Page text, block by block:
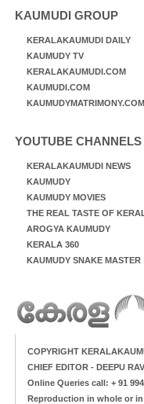
KAUMUDI GROUP
KERALAKAUMUDI DAILY
KAUMUDY TV
KERALAKAUMUDI.COM
KAUMUDI.COM
KAUMUDYMATRIMONY.COM
YOUTUBE CHANNELS
KERALAKAUMUDI NEWS
KAUMUDY
KAUMUDY MOVIES
THE REAL TASTE OF
AROGYA KAUMUDY
KERALA 360
KAUMUDY SNAKE MASTER
COPYRIGHT
CHIEF EDITOR - DEEPU
Online Queries call: + 91
Reproduction in whole or